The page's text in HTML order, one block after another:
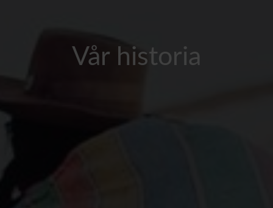
Vår historia